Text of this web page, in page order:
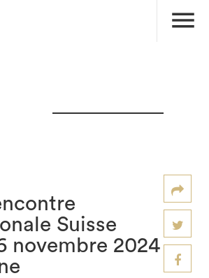
menu
Suisse
novembre 2024